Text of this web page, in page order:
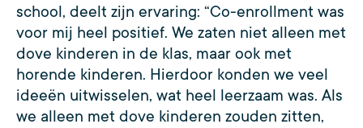
school, deelt zijn ervaring: “Co-enrollment was
voor mij heel positief. We zaten niet alleen met
dove kinderen in de klas, maar ook met
horende kinderen. Hierdoor konden we veel
ideeën uitwisselen, wat heel leerzaam was. Als
we alleen met dove kinderen zouden zitten,